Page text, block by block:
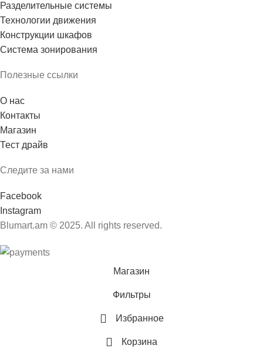
Разделительные системы
Технологии движения
Конструкции шкафов
Система зонирования
Полезные ссылки
О нас
Контакты
Магазин
Тест драйв
Следите за нами
Facebook
Instagram
Blumart.am © 2025. All rights reserved.
Магазин
Фильтры
Избранное
Корзина